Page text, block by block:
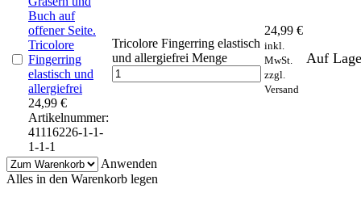
Tricolore
Fingerring
elastisch und
allergiefrei
24,99 €
Artikelnummer:
41116226-1-1-
1-1-1
Tricolore Fingerring elastisch
und allergiefrei Menge
24,99 €
inkl.
MwSt.
zzgl.
Versand
Auf
Anwenden
Alles in den Warenkorb legen